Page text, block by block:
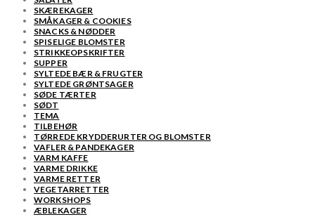
SKÆREKAGER
SMÅKAGER & COOKIES
SNACKS & NØDDER
SPISELIGE BLOMSTER
STRIKKEOPSKRIFTER
SUPPER
SYLTEDE BÆR & FRUGTER
SYLTEDE GRØNTSAGER
SØDE TÆRTER
SØDT
TEMA
TILBEHØR
TØRREDE KRYDDERURTER OG BLOMSTER
VAFLER & PANDEKAGER
VARM KAFFE
VARME DRIKKE
VARME RETTER
VEGETARRETTER
WORKSHOPS
ÆBLEKAGER